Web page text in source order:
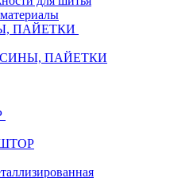
ПАЙЕТКИ
ПАЙЕТКИ